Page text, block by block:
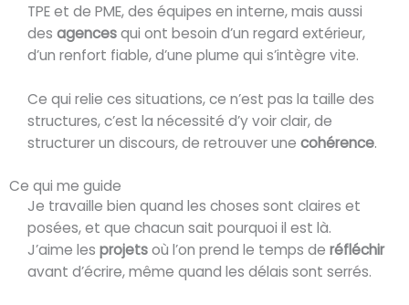
TPE et de PME, des équipes en interne, mais aussi
des agencesqui ont besoin d’un regard extérieur,
d’un renfort fiable, d’une plume qui s’intègre vite.
Ce qui relie ces situations, ce n’est pas la taille des
structures, c’est la nécessité d’y voir clair, de
structurer un discours, de retrouver une cohérence.
Ce qui me guide
Je travaille bien quand les choses sont claires et
posées, et que chacun sait pourquoi il est là.
J’aime les projetsoù l’on prend le temps de réfléchir
avant d’écrire, même quand les délais sont serrés.